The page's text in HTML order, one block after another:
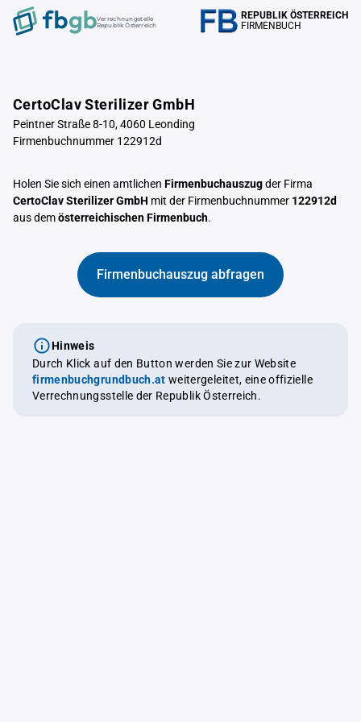
Verrechnungstelle
Republik Österreich
REPUBLIK ÖSTERREICH
FIRMENBUCH
CertoClav Sterilizer GmbH
Peintner Straße 8-10, 4060 Leonding
Firmenbuchnummer 122912d
Holen Sie sich einen amtlichen Firmenbuchauszugder Firma
CertoClav Sterilizer GmbH mit der Firmenbuchnummer 122912d
aus demösterreichischen Firmenbuch.
Firmenbuchauszug abfragen
Hinweis
Durch Klick auf den Button werden Sie zur Website
firmenbuchgrundbuch.at weitergeleitet, eine offizielle
Verrechnungsstelle der Republik Österreich.